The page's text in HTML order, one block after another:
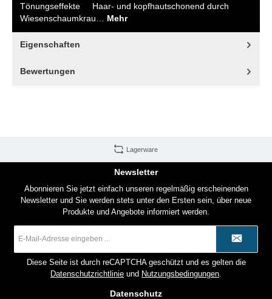
Tönungseffekte Haar- und kopfhautschonend durch
Wiesenschaumkrau…
Mehr
Eigenschaften
Bewertungen
Lagerware
Newsletter
Abonnieren Sie jetzt einfach unseren regelmäßig erscheinenden
Newsletter und Sie werden stets unter den Ersten sein, über neue
Produkte und Angebote informiert werden.
Mail-
Diese Seite ist durch reCAPTCHA geschützt und es gelten die
Datenschutzrichtlinie und Nutzungsbedingungen
Datenschutz